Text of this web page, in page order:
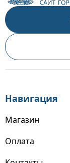
Навигация
Магазин
Оплата